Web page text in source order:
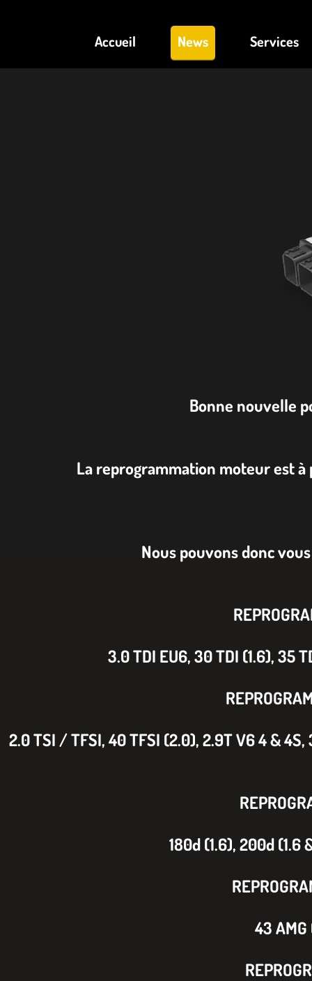
Accueil News Services
Bonne nouvelle
La reprogrammation moteur est à
Nous pouvons donc
3.0 TDI EU6, 30 TDI (1.6), 35
2.0 TSI / TFSI, 40 TFSI (2.0), 2.9T V6 4 &
180d (1.6), 200d
43